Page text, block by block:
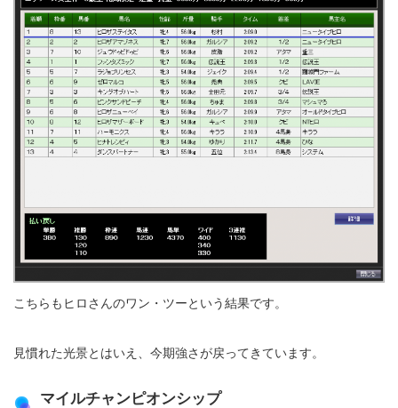
こちらもヒロさんのワン・ツーという結果です。
見慣れた光景とはいえ、今期強さが戻ってきています。
マイルチャンピオンシップ